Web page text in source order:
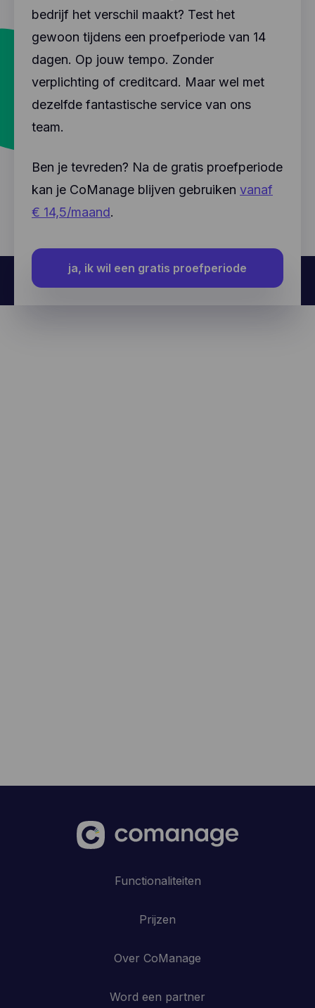
bedrijf het verschil maakt? Test het
gewoon tijdens een proefperiode van 14
dagen. Op jouw tempo. Zonder
verplichting of creditcard. Maar wel met
dezelfde fantastische service van ons
team.
Ben je tevreden? Na de gratis proefperiode
kan je CoManage blijven gebruiken vanaf
€ 14,5/maand.
ja, ik wil een gratis proefperiode
Functionaliteiten
Prijzen
Over CoManage
Word een partner